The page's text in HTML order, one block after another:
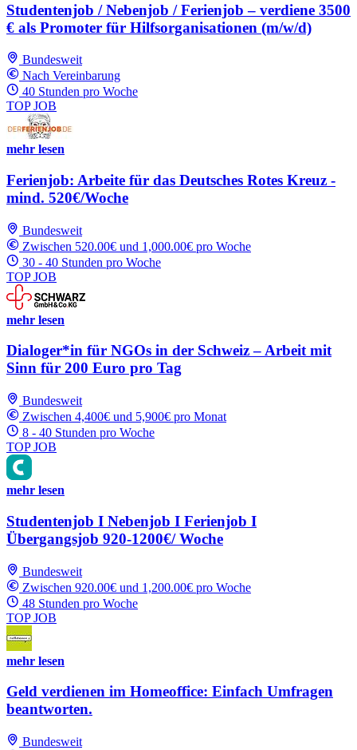
Studentenjob / Nebenjob / Ferienjob – verdiene 3500
€ als Promoter für Hilfsorganisationen (m/w/d)
Bundesweit
Nach Vereinbarung
40 Stunden pro Woche
TOP JOB
mehr lesen
Ferienjob: Arbeite für das Deutsches Rotes Kreuz -
mind. 520€/Woche
Bundesweit
Zwischen 520.00€ und 1,000.00€ pro Woche
30 - 40 Stunden pro Woche
TOP JOB
mehr lesen
Dialoger*in für NGOs in der Schweiz – Arbeit mit
Sinn für 200 Euro pro Tag
Bundesweit
Zwischen 4,400€ und 5,900€ pro Monat
8 - 40 Stunden pro Woche
TOP JOB
mehr lesen
Studentenjob I Nebenjob I Ferienjob I
Übergangsjob 920-1200€/ Woche
Bundesweit
Zwischen 920.00€ und 1,200.00€ pro Woche
48 Stunden pro Woche
TOP JOB
mehr lesen
Geld verdienen im Homeoffice: Einfach Umfragen
beantworten.
Bundesweit